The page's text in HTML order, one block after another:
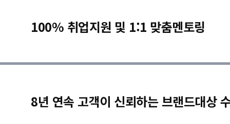
100% 취업지원 및 1:1 맞춤멘토링
8년 연속 고객이 신뢰하는 브랜드대상